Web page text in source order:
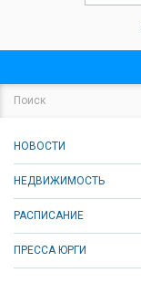
НОВОСТИ
НЕДВИЖИМОСТЬ
РАСПИСАНИЕ
ПРЕССА ЮРГИ